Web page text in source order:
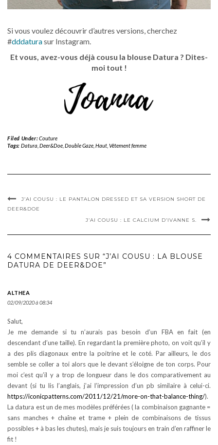
Si vous voulez découvrir d’autres versions, cherchez
#dddaturasur Instagram.
Et vous, avez-vous déjà cousu la blouse Datura ? Dites-
moi tout !
Filed Under:Couture
Tags: Datura Deer&Doe, Double Gaze, Haut, Vêtement femme
J’AI COUSU : LE PANTALON DRESSED ET SA VERSION SHORT DE
DEER&DOE
J’AI COUSU : LE CALCIUM D’IVANNE S.
4 COMMENTAIRES SUR “J’AI COUSU : LA BLOUSE
DATURA DE DEER&DOE”
ALTHEA
02/09/2020 à 08:34
Salut,
Je me demande si tu n’aurais pas besoin d’un FBA en fait (en
descendant d’une taille). En regardant la première photo, on voit qu’il y
a des plis diagonaux entre la poitrine et le coté. Par ailleurs, le dos
semble se coller a toi alors que le devant s’éloigne de ton corps. Pour
moi c’est qu’il y a trop de longueur dans le dos comparativement au
devant (si tu lis l’anglais, j’ai l’impression d’un pb similaire à celui-ci.
https://iconicpatterns.com/2011/12/21/more-on-that-balance-thing/).
La datura est un de mes modèles préférées ( la combinaison gagnante =
sans manches + chaîne et trame + plein de combinaisons de tissus
possibles + à bas les chutes), mais je suis toujours en train d’en raffiner le
fit !